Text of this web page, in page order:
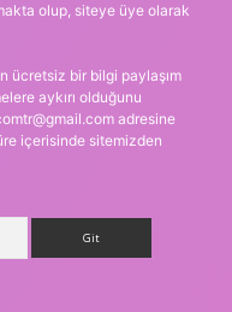
olup, siteye üye olarak
ücretsiz bir bilgi paylaşım
aykırı olduğunu
adresine
içerisinde sitemizden